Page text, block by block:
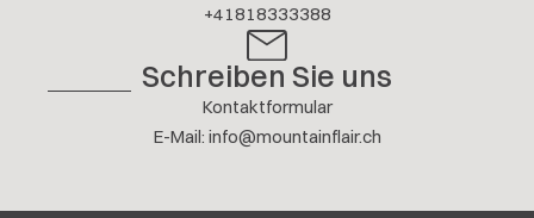
+41818333388
Schreiben Sie uns
Kontaktformular
E-Mail: info@mountainflair.ch